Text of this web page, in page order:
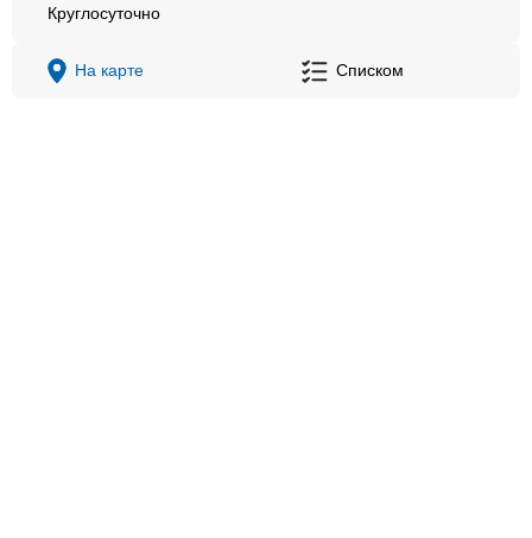
Круглосуточно
На карте Списком